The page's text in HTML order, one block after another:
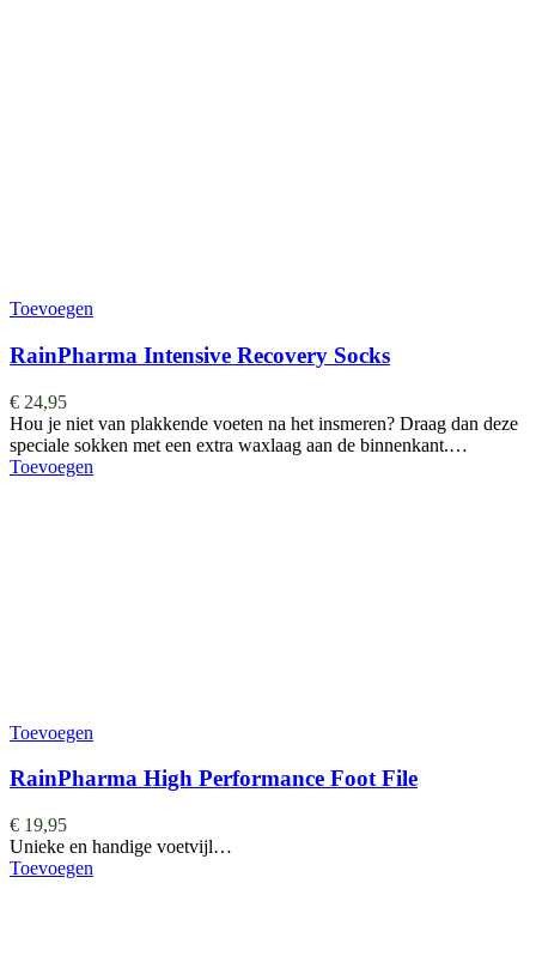
Toevoegen
RainPharma Intensive Recovery Socks
€ 24,95
Hou je niet van plakkende voeten na het insmeren? Draag dan deze
speciale sokken met een extra waxlaag aan de binnenkant.…
Toevoegen
Toevoegen
RainPharma High Performance Foot File
€ 19,95
Unieke en handige voetvijl…
Toevoegen